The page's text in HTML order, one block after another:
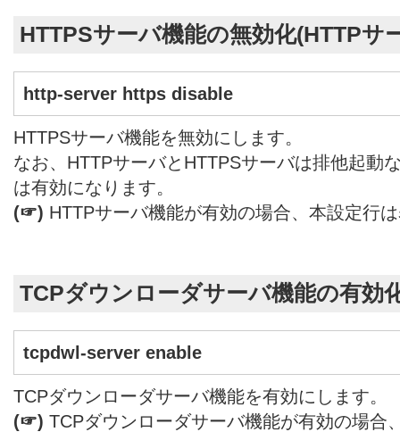
HTTPSサーバ機能の無効化(HTTPサ
http-server https disable
HTTPSサーバ機能を無効にします。
なお、HTTPサーバとHTTPSサーバは排他起動
は有効になります。
(☞) HTTPサーバ機能が有効の場合、本設定行
TCPダウンローダサーバ機能の有効
tcpdwl-server enable
TCPダウンローダサーバ機能を有効にします。
(☞) TCPダウンローダサーバ機能が有効の場合